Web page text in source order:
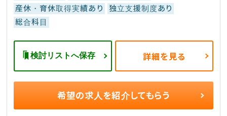
産休・育休取得実績あり
独立支援制度あり
総合科目
検討リストへ保存 詳細を見る
希望の求人を紹介してもらう